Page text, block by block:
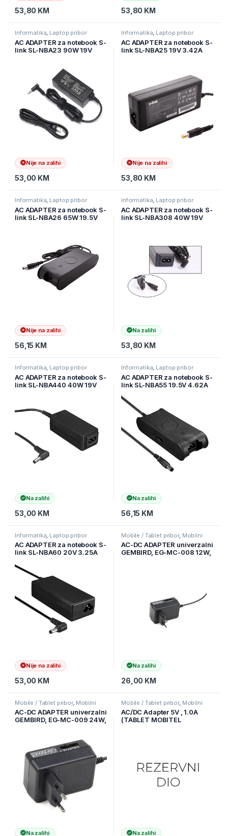
53,80 KM 53,80 KM
Informatika, Laptop pribor
AC ADAPTER za notebook S-
link SL-NBA23 90W 19V
Nije na zalihi
53,00 KM
Informatika, Laptop pribor
AC ADAPTER za notebook S-
link SL-NBA25 19V 3.42A
Nije na zalihi
53,80 KM
Informatika, Laptop pribor
AC ADAPTER za notebook S-
link SL-NBA26 65W 19.5V
Nije na zalihi
56,15 KM
Informatika, Laptop pribor
AC ADAPTER za notebook S-
link SL-NBA308 40W 19V
Na zalihi
53,80 KM
Informatika, Laptop pribor
AC ADAPTER za notebook S-
link SL-NBA440 40W 19V
Na zalihi
53,00 KM
Informatika, Laptop pribor
AC ADAPTER za notebook S-
link SL-NBA55 19.5V 4.62A
Notebook Adapter
Na zalihi
56,15 KM
Informatika Laptop pribor
AC ADAPTER za notebook S-
link SL-NBA60 20V 3.25A
Fujitsu / Advent Notebook
Adapter
Nije na zalihi
53,00 KM
Mobile / Tablet pribor, Mobilni
AC-DC ADAPTER univerzalni
GEMBIRD, EG-MC-008 12W,
Na zalihi
26,00 KM
Mobile / Tablet pribor, Mobilni
AC-DC ADAPTER univerzalni
GEMBIRD, EG-MC-009 24W,
Na zalihi
Mobile / Tablet pribor, Mobilni
Uređaji Punjači
AC/DC Adapter 5V , 1.0A
(TABLET MOBITEL
Na zalihi